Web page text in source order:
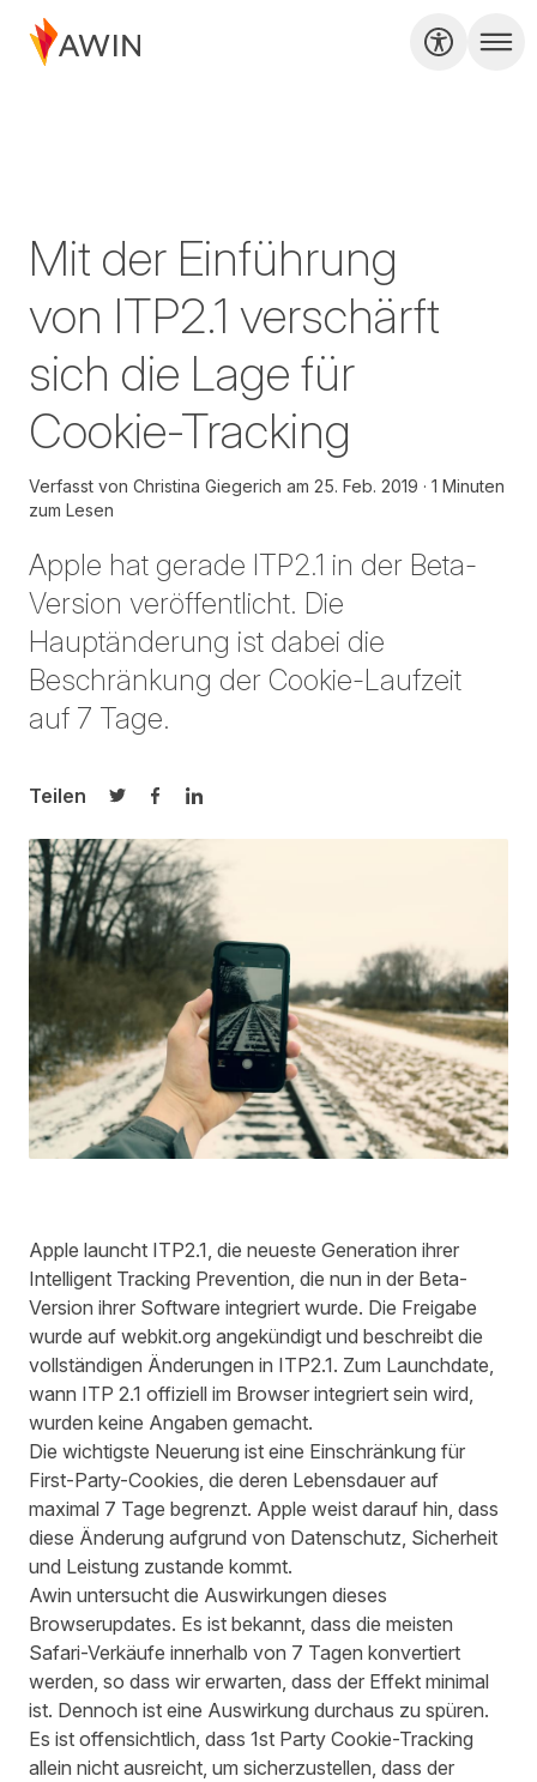
Mit der Einführung
von ITP2.1 verschärft
sich die Lage für
Cookie-Tracking
Verfasst von Christina Giegerich am 25. Feb. 2019
1 Minuten
zum Lesen
Apple hat gerade ITP2.1 in der Beta-
Version veröffentlicht. Die
Hauptänderung ist dabei die
Beschränkung der Cookie-Laufzeit
auf 7 Tage.
Teilen
Auf Twitter teilen
Auf Facebook teilen
Auf LinkedIn teilen
Apple launcht ITP2.1, die neueste Generation ihrer
Intelligent Tracking Prevention, die nun in der Beta-
Version ihrer Software integriert wurde. Die Freigabe
wurde auf webkit.org angekündigt und beschreibt die
vollständigen Änderungen in ITP2.1. Zum Launchdate,
wann ITP 2.1 offiziell im Browser integriert sein wird,
wurden keine Angaben gemacht.
Die wichtigste Neuerung ist eine Einschränkung für
First-Party-Cookies, die deren Lebensdauer auf
maximal 7 Tage begrenzt. Apple weist darauf hin, dass
diese Änderung aufgrund von Datenschutz, Sicherheit
und Leistung zustande kommt.
Awin untersucht die Auswirkungen dieses
Browserupdates. Es ist bekannt, dass die meisten
Safari-Verkäufe innerhalb von 7 Tagen konvertiert
werden, so dass wir erwarten, dass der Effekt minimal
ist. Dennoch ist eine Auswirkung durchaus zu spüren.
Es ist offensichtlich, dass 1st Party Cookie-Tracking
allein nicht ausreicht, um sicherzustellen, dass der